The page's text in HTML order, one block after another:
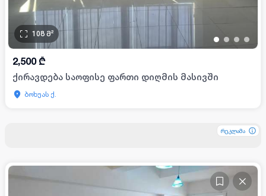
• • • •
108 მ²
2,500 ₾
ქირავდება საოფისე ფართი დიღმის მასივში
ბოხუას ქ.
რეკლამა
რეკლამა
რეკლამა